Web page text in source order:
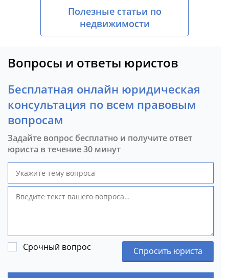
Полезные статьи по
недвижимости
Вопросы и ответы юристов
Бесплатная онлайн юридическая
консультация по всем правовым
вопросам
Задайте вопрос бесплатно и получите ответ
юриста в течение 30 минут
Срочный вопрос Спросить юриста